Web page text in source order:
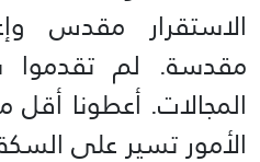
الاستقرار مقدس
مقدسة. لم
المجالات. أعطونا أقل
الأمور تسير على